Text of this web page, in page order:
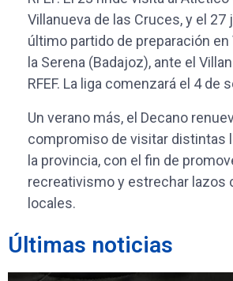
Villanueva de las Cruces, y el 27
último partido de preparación en
la Serena (Badajoz), ante el
RFEF. La liga comenzará el 4 de
Un verano más, el Decano
compromiso de visitar distintas
la provincia, con el fin de
recreativismo y estrechar lazos
locales.
Últimas noticias